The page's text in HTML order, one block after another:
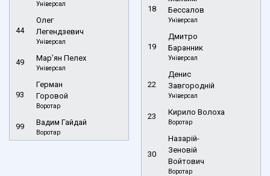
Універсал
44
Олег
Легендзевич
Універсал
49 Мар’ян Пелех
Універсал
93
Герман
Горовой
Воротар
99 Вадим Гайдай
Воротар
18
Бессалов
Універсал
19
Дмитро
Баранник
Універсал
22
Денис
Завгородній
Універсал
23 Кирило Волоха
Воротар
30
Назарій-
Зеновій
Войтович
Воротар